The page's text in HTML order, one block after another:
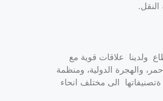
ولدينا علاقات قوية مع
والهجرة الدولية، ومنظمة
الى مختلف انحاء